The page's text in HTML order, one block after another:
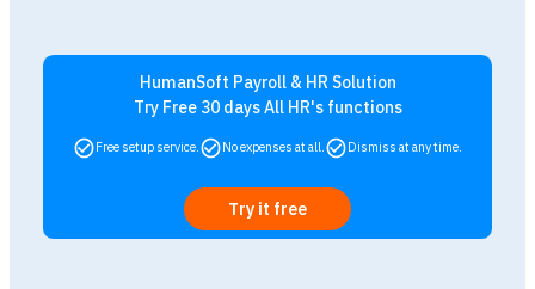
โอกาสใหม่ ๆ เพื่อพัฒนาให้องค์กรประสบความสำเร็จได้มากขึ้นอีก
ทำให้เกิดแหล่งเงินทุน
การมีแผนธุรกิจที่ชัดเจน ถือว่าเป็นสิ่งสำคัญอย่างมากต่อผู้ประกอ